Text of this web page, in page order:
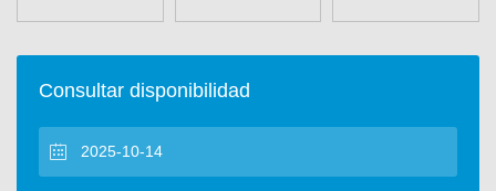
Consultar disponibilidad